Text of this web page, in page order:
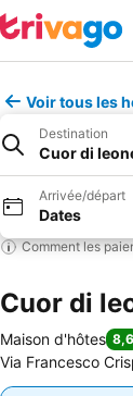
Voir tous les
Destination
Cuor di
Arrivée/départ
Dates
Comment les
Cuor di
Maison d'hôtes 8,6
Via Francesco